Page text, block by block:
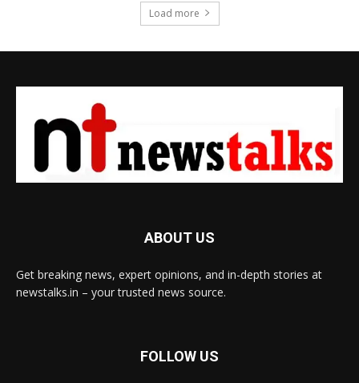
Load more
ABOUT US
Get breaking news, expert opinions, and in-depth stories at
newstalks.in – your trusted news source.
FOLLOW US